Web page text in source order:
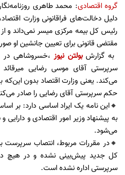
گروه اقتصادی: محمد طاهری
دلیل دخالت‌های فراقانونی وزارت
رئیس کل بیمه مرکزی میسر نمی‌داند و
مقتضی قانونی برای تعیین جانشین او
به گزارشبولتن نیوز
سرپرستی آقای موسی رضایی
می‌کند. یعنی وزارت اقتصاد بدون
حکم سرپرستی آقای رضایی را صادر
🔸این نامه یک ایراد اساسی دارد: بر
به پیشنهاد وزیر امور اقتصادی و
می‌شود.
🔸در مقررات مربوط، انتصاب سرپرست
کل جدید پیش‌بینی نشده و در هیچ
سرپرستی اداره نشده است.